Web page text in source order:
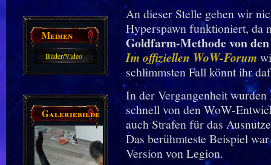
Medien
Bilder/Video
Galeriebilder
An dieser Stelle gehen wir
Hyperspawn funktioniert, da
Goldfarm-Methodevon
Im offiziellen WoW-Forum
schlimmsten Fall könnt ihr
In der Vergangenheit
schnell von den WoW-
auch Strafen für das
Das berühmteste Beispiel
Version von Legion.